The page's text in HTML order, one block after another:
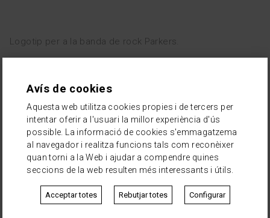
esp eng
Logotip per a la banda de rock Parkers.
Identitat
Tipografía
Avís de cookies
Aquesta web utilitza cookies propies i de tercers per
intentar oferir a l'usuari la millor experiència d'ús
possible. La informació de cookies s'emmagatzema
al navegador i realitza funcions tals com reconèixer
quan torni a la Web i ajudar a compendre quines
seccions de la web resulten més interessants i útils.
Acceptar totes Rebutjar totes Configurar